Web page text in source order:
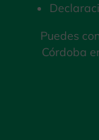
Puedes
Córdoba